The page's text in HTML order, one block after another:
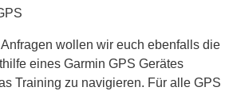
wollen wir euch ebenfalls die
eines Garmin GPS Gerätes
Training zu navigieren. Für alle GPS